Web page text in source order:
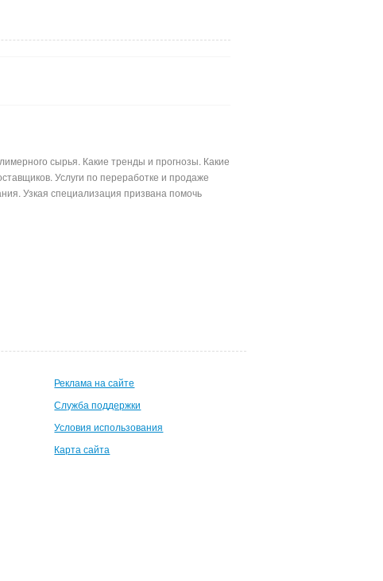
сырья. Какие тренды и прогнозы. Какие
Услуги по переработке и продаже
Узкая специализация призвана помочь
материалами
Реклама на сайте
Служба поддержки
Условия использования
Карта сайта